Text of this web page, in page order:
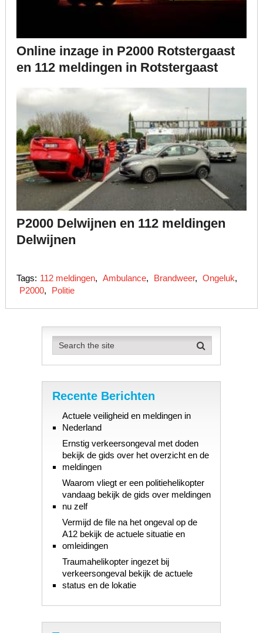
Online inzage in P2000 Rotstergaast
en 112 meldingen in Rotstergaast
P2000 Delwijnen en 112 meldingen
Delwijnen
Tags: 112 meldingen, Ambulance, Brandweer, Ongeluk,
P2000, Politie
Recente Berichten
Actuele veiligheid en meldingen in
Nederland
Ernstig verkeersongeval met doden
bekijk de gids over het overzicht en de
meldingen
Waarom vliegt er een politiehelikopter
vandaag bekijk de gids over meldingen
nu zelf
Vermijd de file na het ongeval op de
A12 bekijk de actuele situatie en
omleidingen
Traumahelikopter ingezet bij
verkeersongeval bekijk de actuele
status en de lokatie